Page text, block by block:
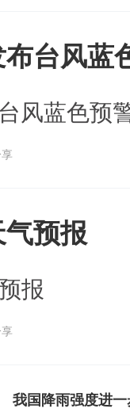
台风蓝
风蓝色预
预报
报
我国降雨强度进